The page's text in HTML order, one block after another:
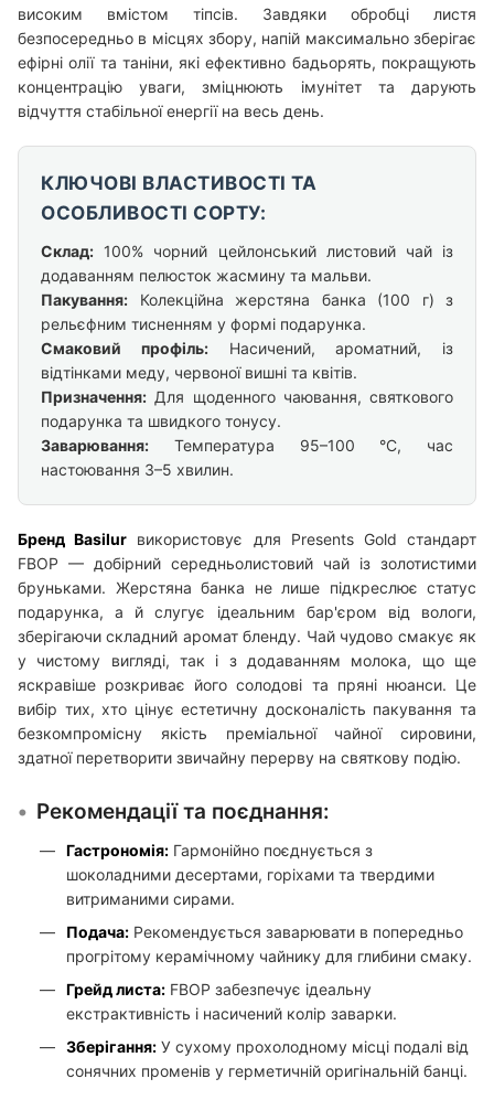
високим вмістом тіпсів. Завдяки обробці листя
безпосередньо в місцях збору, напій максимально зберігає
ефірні олії та таніни, які ефективно бадьорять, покращують
концентрацію уваги, зміцнюють імунітет та дарують
відчуття стабільної енергії на весь день.
КЛЮЧОВІ ВЛАСТИВОСТІ ТА
ОСОБЛИВОСТІ СОРТУ:
Склад: 100% чорний цейлонський листовий чай із
додаванням пелюсток жасмину та мальви.
Пакування: Колекційна жерстяна банка (100 г) з
рельєфним тисненням у формі подарунка.
Смаковий профіль:Насичений, ароматний, із
відтінками меду, червоної вишні та квітів.
Призначення: Для щоденного чаювання, святкового
подарунка та швидкого тонусу.
Заварювання: Температура 95–100 °C, час
настоювання 3–5 хвилин.
Бренд Basilur використовує для Presents Gold стандарт
FBOP — добірний середньолистовий чай із золотистими
бруньками. Жерстяна банка не лише підкреслює статус
подарунка, а й слугує ідеальним бар'єром від вологи,
зберігаючи складний аромат бленду. Чай чудово смакує як
у чистому вигляді, так і з додаванням молока, що ще
яскравіше розкриває його солодові та пряні нюанси. Це
вибір тих, хто цінує естетичну досконалість пакування та
безкомпромісну якість преміальної чайної сировини,
здатної перетворити звичайну перерву на святкову подію.
Рекомендації та поєднання:
Гастрономія: Гармонійно поєднується з
шоколадними десертами, горіхами та твердими
витриманими сирами.
Подача: Рекомендується заварювати в попередньо
прогрітому керамічному чайнику для глибини смаку.
Грейд листа: FBOP забезпечує ідеальну
екстрактивність і насичений колір заварки.
Зберігання: У сухому прохолодному місці подалі від
сонячних променів у герметичній оригінальній банці.